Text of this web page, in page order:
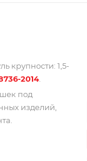
крупности: 1,5-
2014
под
изделий,